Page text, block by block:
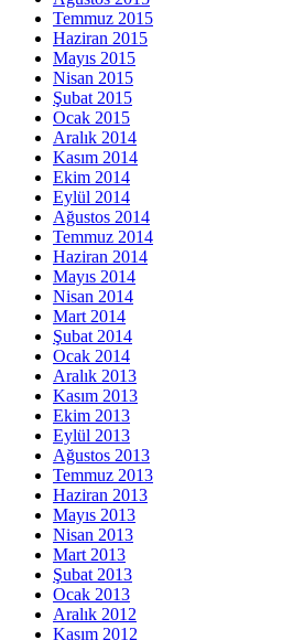
Temmuz 2015
Haziran 2015
Mayıs 2015
Nisan 2015
Şubat 2015
Ocak 2015
Aralık 2014
Kasım 2014
Ekim 2014
Eylül 2014
Ağustos 2014
Temmuz 2014
Haziran 2014
Mayıs 2014
Nisan 2014
Mart 2014
Şubat 2014
Ocak 2014
Aralık 2013
Kasım 2013
Ekim 2013
Eylül 2013
Ağustos 2013
Temmuz 2013
Haziran 2013
Mayıs 2013
Nisan 2013
Mart 2013
Şubat 2013
Ocak 2013
Aralık 2012
Kasım 2012